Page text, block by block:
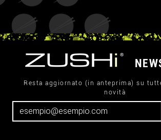
Resta aggiornato (in anteprima) su
novità